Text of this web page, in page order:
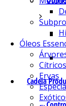
Cadeia
Óleos
Cítricos
Ervas